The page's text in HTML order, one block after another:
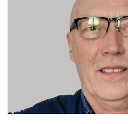
Søg
Avanceret søgning